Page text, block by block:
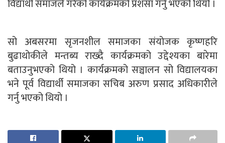
विद्यार्थी समाजले गरेको कार्यक्रमको प्रशंसा गर्नु भएको थियो ।
सो अबसरमा सृजनशील समाजका संयोजक कृष्णहरि
बुढाथोकीले मन्तब्य राख्दै कार्यक्रमको उद्देश्यका बारेमा
बताउनुभएको थियो । कार्यक्रमको सञ्चालन सो विद्यालयका
भने पूर्व विद्यार्थी समाजका सचिब अरुण प्रसाद अधिकारीले
गर्नु भएको थियो ।